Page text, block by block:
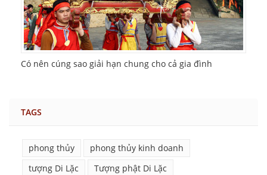
Có nên cúng sao giải hạn chung cho cả gia đình
TAGS
phong thủy
phong thủy kinh doanh
tượng Di Lặc
Tượng phật Di Lặc